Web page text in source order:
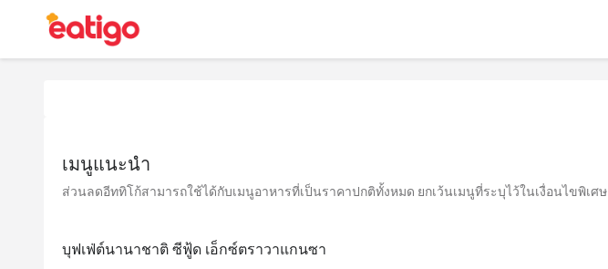
เมนูแนะนำ
ส่วนลดอีททิโก้สามารถใช้ได้กับเมนูอาหารที่เป็นราคาปกติทั้งหมด ยกเว้นเมนูที่ระบุไว้ในเงื่อนไขพิเศษ
บุฟเฟ่ต์นานาชาติ ซีฟู้ด เอ็กซ์ตราวาแกนซา